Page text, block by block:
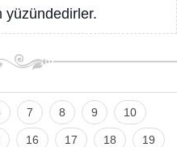
yüzündedirler.
7 8 9 10
16 17 18 19